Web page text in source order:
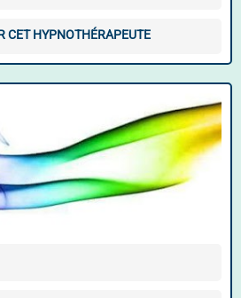
CET HYPNOTHÉRAPEUTE